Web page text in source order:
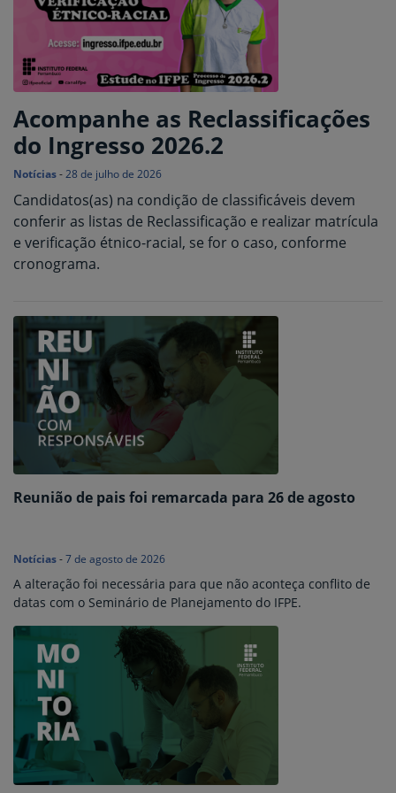
Acompanhe as Reclassificações
do Ingresso 2026.2
Notícias-28 de julho de 2026
Candidatos(as) na condição de classificáveis devem
conferir as listas de Reclassificação e realizar matrícula
e verificação étnico-racial, se for o caso, conforme
cronograma.
Reunião de pais foi remarcada para 26 de agosto
Notícias-7 de agosto de 2026
A alteração foi necessária para que não aconteça conflito de
datas com o Seminário de Planejamento do IFPE.